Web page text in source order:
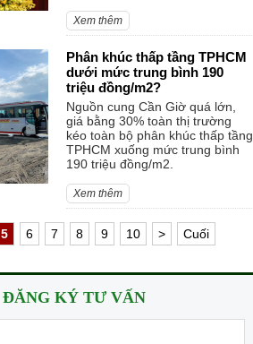
Xem thêm
Phân khúc thấp tầng TPHCM
dưới mức trung bình 190
triệu đồng/m2?
Nguồn cung Cần Giờ quá lớn,
giá bằng 30% toàn thị trường
kéo toàn bộ phân khúc thấp tầng
TPHCM xuống mức trung bình
190 triệu đồng/m2.
Xem thêm
5 6 7 8 9 10 > Cuối
ĐĂNG KÝ TƯ VẤN